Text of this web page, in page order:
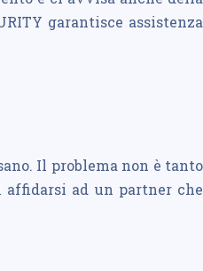
garantisce assistenza
Il problema non è tanto
ad un partner che